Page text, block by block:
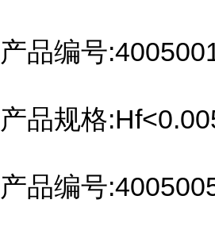
产品编号
产品规格
产品编号